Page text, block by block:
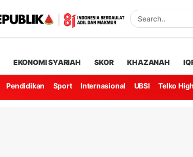
EKONOMI SYARIAH SKOR KHAZANAH
Pendidikan Sport Internasional UBSI Telko